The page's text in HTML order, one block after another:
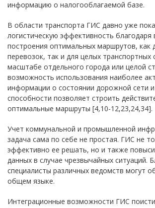
информацию о налогооблагаемой базе.
В области транспорта ГИС давно уже
логистическую эффективность
построения оптимальных маршрутов, как
перевозок, так и для целых транспортных
масштабе отдельного города или целой
возможность использования наиболее
информации о состоянии дорожной сети и
способности позволяет строить
оптимальные маршруты [4,10-12,23,24,34].
Учет коммунальной и промышленной
задача сама по себе не простая. ГИС не
эффективно ее решать, но и также
данных в случае чрезвычайных ситуаций.
специалисты различных ведомств могут
общем языке.
Интеграционные возможности ГИС